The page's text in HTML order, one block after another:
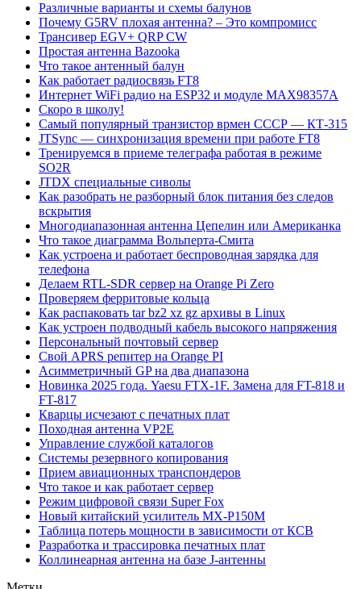
Различные варианты и схемы балунов
Почему G5RV плохая антенна? – Это компромисс
Трансивер EGV+ QRP CW
Простая антенна Bazooka
Что такое антенный балун
Как работает радиосвязь FT8
Интернет WiFi радио на ESP32 и модуле MAX98357A
Скоро в школу!
Самый популярный транзистор врмен СССР — КТ-315
JTSync — синхронизация времени при работе FT8
Тренируемся в приеме телеграфа работая в режиме
SO2R
JTDX специальные сиволы
Как разобрать не разборный блок питания без следов
вскрытия
Многодиапазонная антенна Цепелин или Американка
Что такое диаграмма Вольперта-Смита
Как устроена и работает беспроводная зарядка для
телефона
Делаем RTL-SDR сервер на Orange Pi Zero
Проверяем ферритовые кольца
Как распаковать tar bz2 xz gz архивы в Linux
Как устроен подводный кабель высокого напряжения
Персональный почтовый сервер
Свой APRS репитер на Orange PI
Асимметричный GP на два диапазона
Новинка 2025 года. Yaesu FTX-1F. Замена для FT-818 и
FT-817
Кварцы исчезают с печатных плат
Походная антенна VP2E
Управление службой каталогов
Системы резервного копирования
Прием авиационных транспондеров
Что такое и как работает сервер
Режим цифровой связи Super Fox
Новый китайский усилитель MX-P150M
Таблица потерь мощности в зависимости от КСВ
Разработка и трассировка печатных плат
Коллинеарная антенна на базе J-антенны